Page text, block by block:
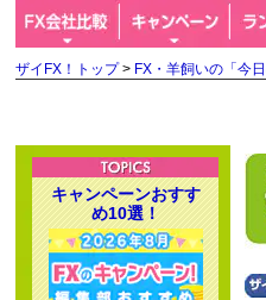
ザイFX！トップ> FX・羊飼いの「今
キャンペーンおすす
め10選！